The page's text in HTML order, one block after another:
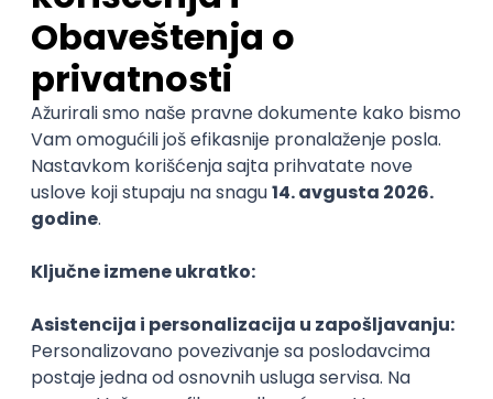
3
Beograd
09.08.2026.
.NET SQL PostgreSQL
Microservices
Senior @
POSLOVI NA MAIL
SENIORITET
NAČIN RADA
Najnoviji poslovi svakog dana u tvom
inboxu